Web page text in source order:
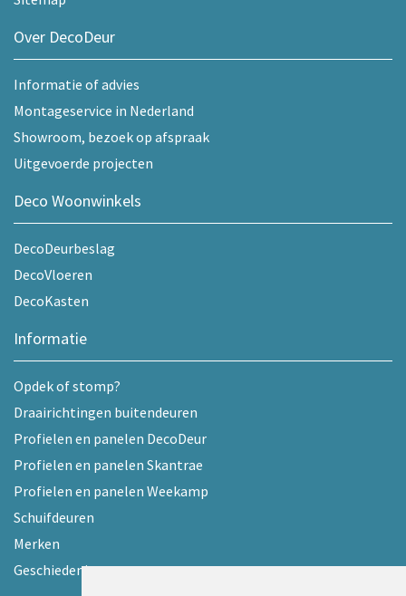
Over DecoDeur
Informatie of advies
Montageservice in Nederland
Showroom, bezoek op afspraak
Uitgevoerde projecten
Deco Woonwinkels
DecoDeurbeslag
DecoVloeren
DecoKasten
Informatie
Opdek of stomp?
Draairichtingen buitendeuren
Profielen en panelen DecoDeur
Profielen en panelen Skantrae
Profielen en panelen Weekamp
Schuifdeuren
Merken
Geschiedenis